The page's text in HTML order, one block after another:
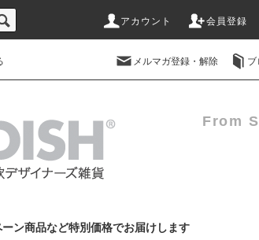
アカウント 会員登録
メルマガ登録・解除 ブ
From
ン商品など特別価格でお届けします